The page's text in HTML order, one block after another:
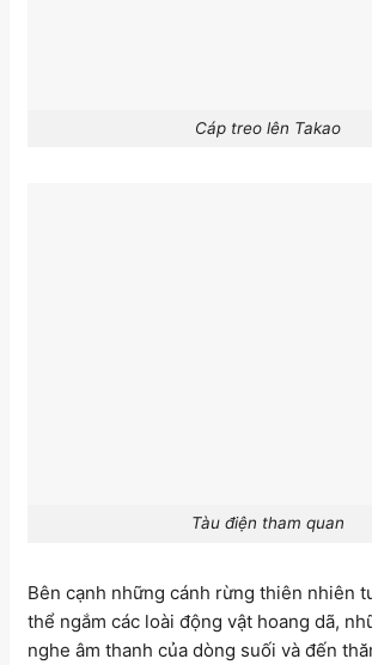
Cáp treo lên Takao
Tàu điện tham quan
Bên cạnh những cánh rừng thiên nhiên
thể ngắm các loài động vật hoang dã,
nghe âm thanh của dòng suối và đến